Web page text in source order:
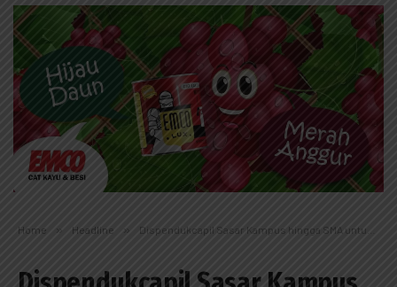
Home » Headline » Dispendukcapil Sasar Kampus hingga SMA untuk Dongkrak IKD